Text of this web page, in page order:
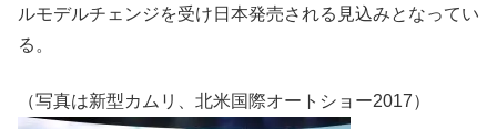
ルモデルチェンジを受け日本発売される見込みとなってい
る。
（写真は新型カムリ、北米国際オートショー2017）